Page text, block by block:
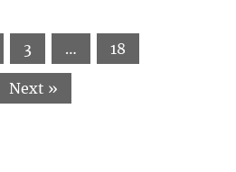
3 … 18
Next »